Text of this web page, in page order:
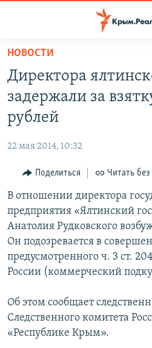
Вернуться
основному
содержанию
Вернутся
главной
Вернутся
поиску
СПЕЦПРОЕКТЫ
ГРУЗ 200
11 ЛЕТ ОККУПАЦИИ КРЫМА. 11
ВОДА
ЕЩЕ
ИНТЕРАКТИВ
ИНФОГРАФИКА
ТЕЛЕПРОЕКТ КРЫМ.РЕАЛИИ
СОВЕТЫ ПРАВОЗАЩИТНИКОВ
ПРОПАВШИЕ БЕЗ ВЕСТИ
КРЫМ.НЕПОКОРЕННЫЙ
ELIFBE
РАДІО СВОБОДА
КАК ОБОЙТИ БЛОКИРОВКУ
Українською
Qırımtatar
НОВОСТИ
Директора
задержали за
рублей
22 мая 2014, 10:32
Поделиться Читать без
В отношении директора
предприятия «Ялтинский
Анатолия Рудковского
Он подозревается в
предусмотренного ч. 3 ст.
России (коммерческий
Об этом сообщает
Следственного комитета
«Республике Крым».